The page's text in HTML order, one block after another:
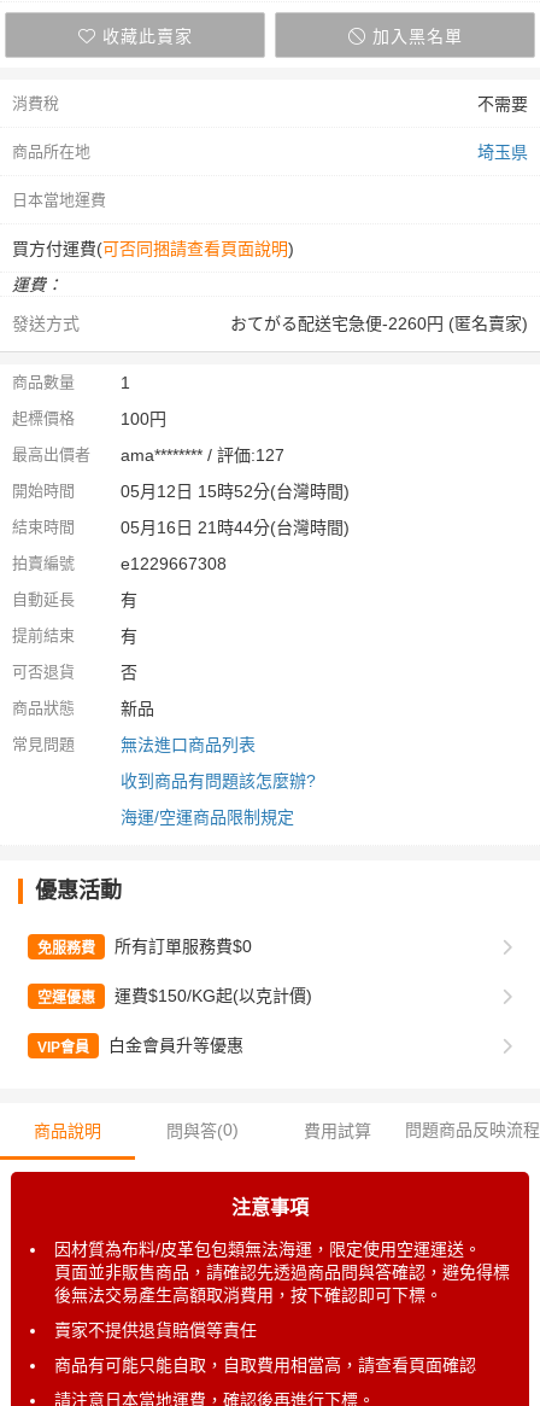
收藏此賣家 加入黑名單
消費稅 不需要
商品所在地 埼玉県
日本當地運費
買方付運費(可否同捆請查看頁面說明)
運費：
發送方式
おてがる配送宅急便-2260円 (匿名賣家)
商品數量 1
起標價格 100円
最高出價者 ama******** / 評価:127
開始時間 05月12日 15時52分(台灣時間)
結束時間 05月16日 21時44分(台灣時間)
拍賣編號 e1229667308
自動延長 有
提前結束 有
可否退貨 否
商品狀態 新品
常見問題
無法進口商品列表
收到商品有問題該怎麼辦?
海運/空運商品限制規定
優惠活動
免服務費 所有訂單服務費$0
空運優惠 運費$150/KG起(以克計價)
VIP會員 白金會員升等優惠
商品說明 問與答(0) 費用試算 問題商品反映流程
注意事項
因材質為布料/皮革包包類無法海運，限定使用空運運送。
頁面並非販售商品，請確認先透過商品問與答確認，避免得標
後無法交易產生高額取消費用，按下確認即可下標。
賣家不提供退貨賠償等責任
商品有可能只能自取，自取費用相當高，請查看頁面確認
請注意日本當地運費，確認後再進行下標。